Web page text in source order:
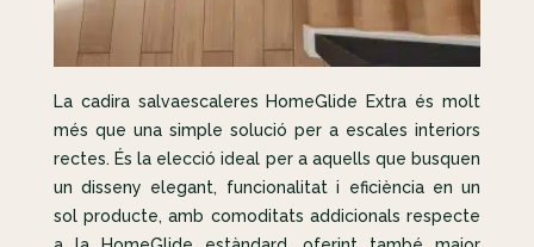
La cadira salvaescaleres HomeGlide Extra és molt
més que una simple solució per a escales interiors
rectes. És la elecció ideal per a aquells que busquen
un disseny elegant, funcionalitat i eficiència en un
sol producte, amb comoditats addicionals respecte